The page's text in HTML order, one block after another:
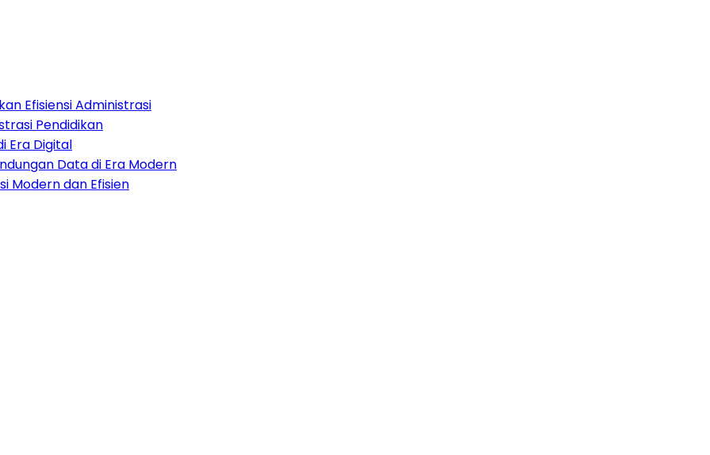
Efisiensi Administrasi
Pendidikan
Era Digital
Data di Era Modern
Modern dan Efisien